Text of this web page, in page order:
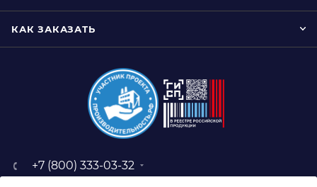
КАК ЗАКАЗАТЬ
+7 (800) 333-03-32